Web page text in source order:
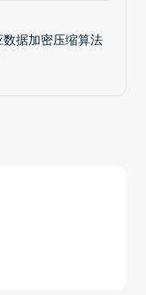
据加密压缩算法